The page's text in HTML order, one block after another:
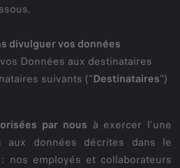
divulguer vos données
Données aux destinataires
suivants ("Destinataires")
par nous à exercer l'une
aux données décrites dans le
nos employés et collaborateurs